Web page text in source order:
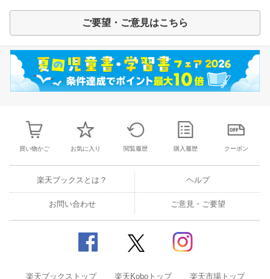
ご要望・ご意見はこちら
買い物かご お気に入り 閲覧履歴 購入履歴 クーポン
楽天ブックスとは？ ヘルプ
お問い合わせ ご意見・ご要望
楽天ブックストップ 楽天Koboトップ 楽天市場トップ